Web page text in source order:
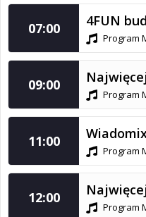
07:00 4FUN
Program
09:00
Program
11:00
Program
12:00
Program